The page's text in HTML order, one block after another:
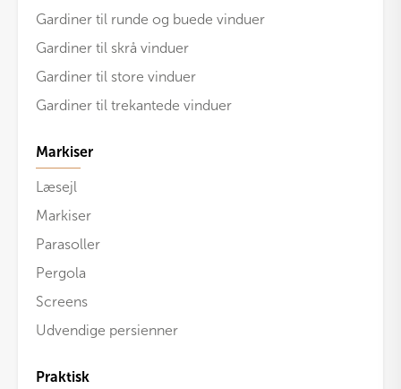
Gardiner til runde og buede vinduer
Gardiner til skrå vinduer
Gardiner til store vinduer
Gardiner til trekantede vinduer
Markiser
Læsejl
Markiser
Parasoller
Pergola
Screens
Udvendige persienner
Praktisk